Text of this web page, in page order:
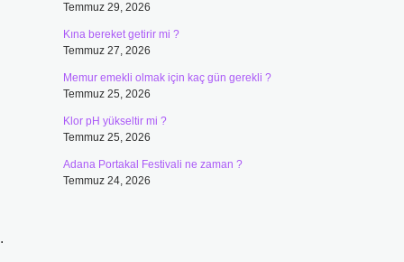
Temmuz 29, 2026
Kına bereket getirir mi ?
Temmuz 27, 2026
Memur emekli olmak için kaç gün gerekli ?
Temmuz 25, 2026
Klor pH yükseltir mi ?
Temmuz 25, 2026
Adana Portakal Festivali ne zaman ?
Temmuz 24, 2026